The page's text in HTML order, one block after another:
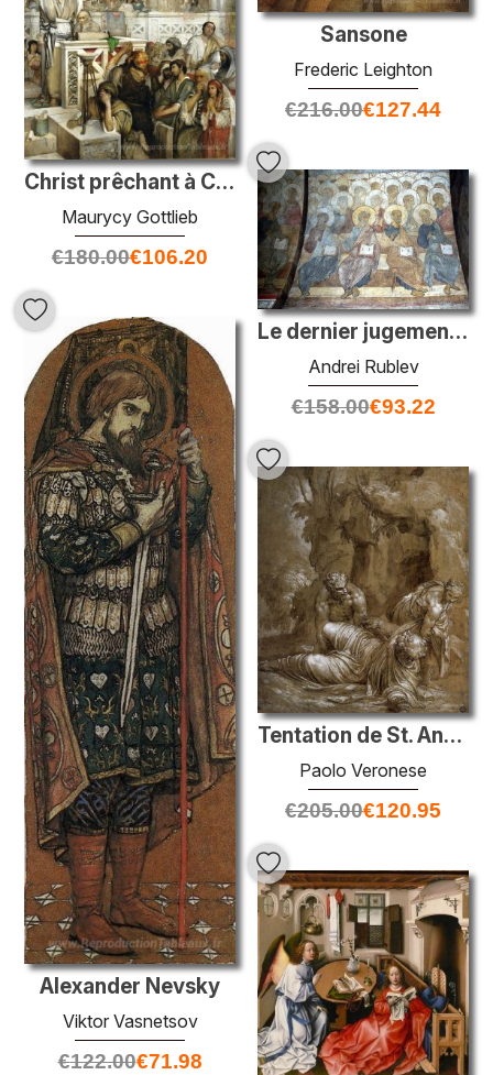
Sansone
Frederic Leighton
€216.00€127.44
Christ prêchant à Capernaum
Maurycy Gottlieb
€180.00€106.20
Le dernier jugement: les anges et les apôtres
Andrei Rublev
€158.00€93.22
Alexander Nevsky
Viktor Vasnetsov
€122.00€71.98
Tentation de St. Anthony
Paolo Veronese
€205.00€120.95